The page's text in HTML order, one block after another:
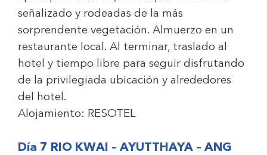
señalizado y rodeadas de la más
sorprendente vegetación. Almuerzo en un
restaurante local. Al terminar, traslado al
hotel y tiempo libre para seguir disfrutando
de la privilegiada ubicación y alrededores
del hotel.
Alojamiento: RESOTEL
Día 7 RIO KWAI – AYUTTHAYA – ANG